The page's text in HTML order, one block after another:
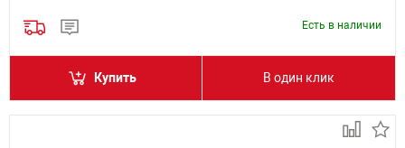
Есть в наличии
Купить В один клик